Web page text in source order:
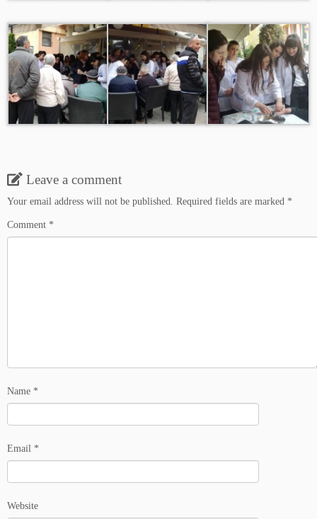
Leave a comment
Your email address will not be published. Required fields are marked *
Comment *
Name *
Email *
Website